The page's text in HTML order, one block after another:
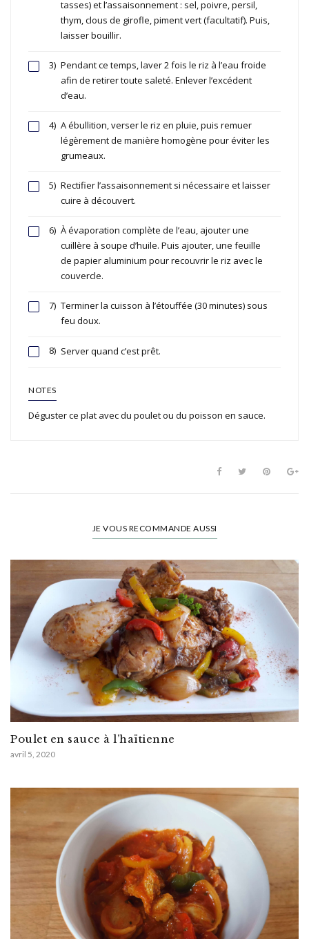
tasses) et l’assaisonnement : sel, poivre, persil,
thym, clous de girofle, piment vert (facultatif). Puis,
laisser bouillir.
3) Pendant ce temps, laver 2 fois le riz à l’eau froide
afin de retirer toute saleté. Enlever l’excédent
d’eau.
4) A ébullition, verser le riz en pluie, puis remuer
légèrement de manière homogène pour éviter les
grumeaux.
5) Rectifier l’assaisonnement si nécessaire et laisser
cuire à découvert.
6) À évaporation complète de l’eau, ajouter une
cuillère à soupe d’huile. Puis ajouter, une feuille
de papier aluminium pour recouvrir le riz avec le
couvercle.
7) Terminer la cuisson à l’étouffée (30 minutes) sous
feu doux.
8) Server quand c’est prêt.
NOTES
Déguster ce plat avec du poulet ou du poisson en sauce.
JE VOUS RECOMMANDE AUSSI
Poulet en sauce à l’haïtienne
avril 5, 2020